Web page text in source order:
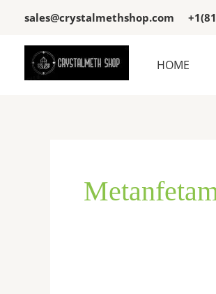
content
sales@crystalmethshop.com
HOME